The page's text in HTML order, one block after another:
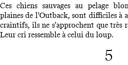
Ces chiens sauvages au pelage
plaines de l'Outback, sont difficiles à
craintifs, ils ne s'approchent que très
Leur cri ressemble à celui du loup.
5